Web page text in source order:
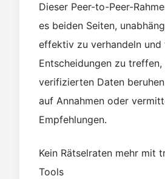
Dieser Peer-to-Peer-
es beiden Seiten,
effektiv zu verhandeln
Entscheidungen zu
verifizierten Daten
auf Annahmen oder
Empfehlungen.
Kein Rätselraten mehr mit
Tools